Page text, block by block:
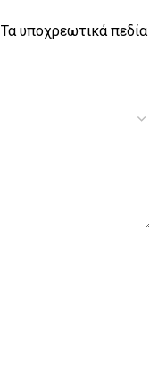
Τα υποχρεωτικά πεδία